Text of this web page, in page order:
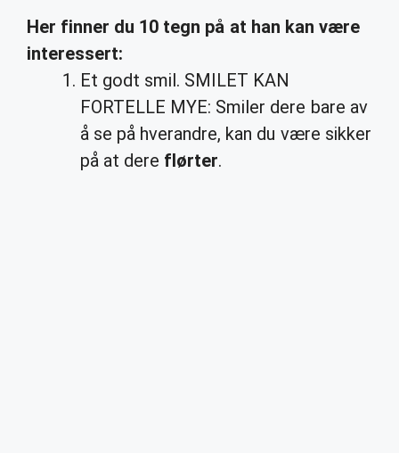
Her finner du 10 tegn på at han kan være
interessert:
Et godt smil. SMILET KAN
FORTELLE MYE: Smiler dere bare av
å se på hverandre, kan du være sikker
på at dere flørter.